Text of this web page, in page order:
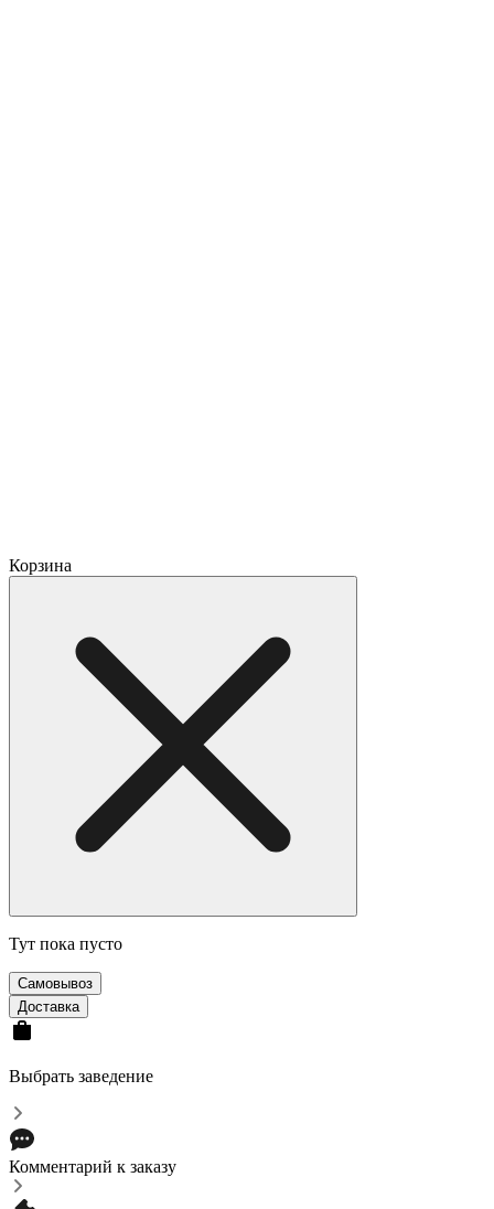
Корзина
Тут пока пусто
Cамовывоз
Доставка
Выбрать заведение
Комментарий к заказу